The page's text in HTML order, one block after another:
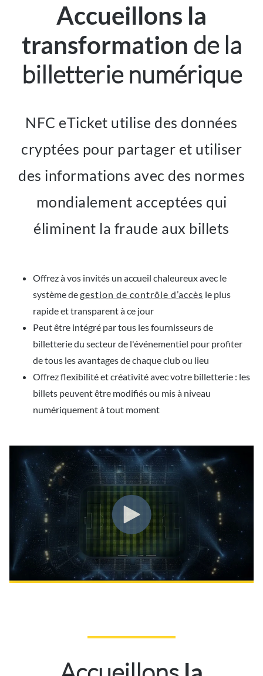
Accueillons la
transformation de la
billetterie numérique
NFC eTicket utilise des données
cryptées pour partager et utiliser
des informations avec des normes
mondialement acceptées qui
éliminent la fraude aux billets
Offrez à vos invités un accueil chaleureux avec le
système degestion de contrôle d’accès le plus
rapide et transparent à ce jour
Peut être intégré par tous les fournisseurs de
billetterie du secteur de l'événementiel pour profiter
de tous les avantages de chaque club ou lieu
Offrez flexibilité et créativité avec votre billetterie : les
billets peuvent être modifiés ou mis à niveau
numériquement à tout moment